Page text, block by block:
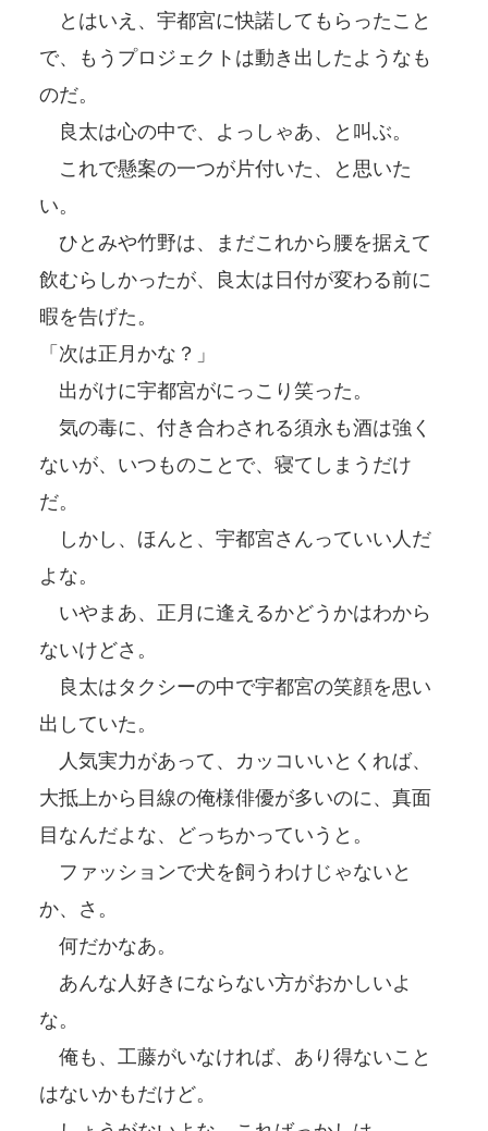
とはいえ、宇都宮に快諾してもらったこと
で、もうプロジェクトは動き出したようなも
のだ。
良太は心の中で、よっしゃあ、と叫ぶ。
これで懸案の一つが片付いた、と思いた
い。
ひとみや竹野は、まだこれから腰を据えて
飲むらしかったが、良太は日付が変わる前に
暇を告げた。
「次は正月かな？」
出がけに宇都宮がにっこり笑った。
気の毒に、付き合わされる須永も酒は強く
ないが、いつものことで、寝てしまうだけ
だ。
しかし、ほんと、宇都宮さんっていい人だ
よな。
いやまあ、正月に逢えるかどうかはわから
ないけどさ。
良太はタクシーの中で宇都宮の笑顔を思い
出していた。
人気実力があって、カッコいいとくれば、
大抵上から目線の俺様俳優が多いのに、真面
目なんだよな、どっちかっていうと。
ファッションで犬を飼うわけじゃないと
か、さ。
何だかなあ。
あんな人好きにならない方がおかしいよ
な。
俺も、工藤がいなければ、あり得ないこと
はないかもだけど。